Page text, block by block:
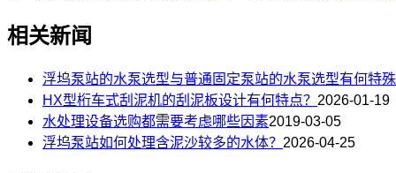
相关新闻
浮坞泵站的水泵选型与普通固定泵站的水泵选型有何特
HX型桁车式刮泥机的刮泥板设计有何特点？ 2026-01-19
水处理设备选购都需要考虑哪些因素2019-03-05
浮坞泵站如何处理含泥沙较多的水体？ 2026-04-25